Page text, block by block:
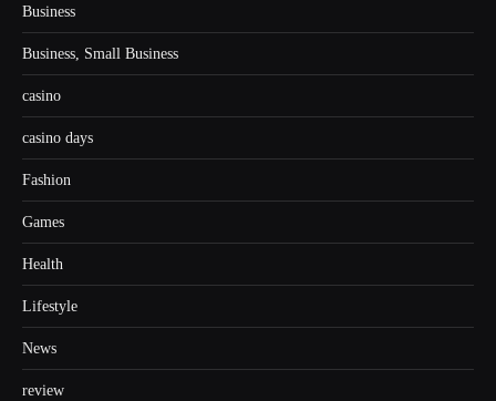
Business
Business, Small Business
casino
casino days
Fashion
Games
Health
Lifestyle
News
review